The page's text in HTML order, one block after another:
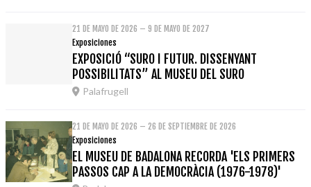
21 DE MAYO DE 2026 – 9 DE MAYO DE 2027
Exposiciones
EXPOSICIÓ “SURO I FUTUR. DISSENYANT
POSSIBILITATS” AL MUSEU DEL SURO
Palafrugell
21 DE MAYO DE 2026 – 26 DE SEPTIEMBRE DE 2026
Exposiciones
EL MUSEU DE BADALONA RECORDA 'ELS PRIMERS
PASSOS CAP A LA DEMOCRÀCIA (1976-1978)'